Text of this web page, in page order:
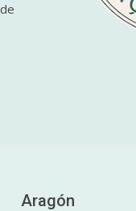
Aragón